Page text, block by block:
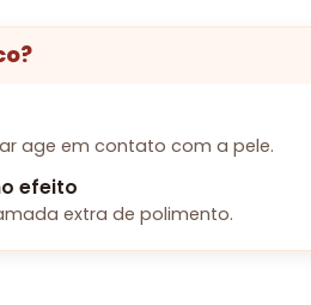
age em contato com a pele.
efeito
extra de polimento.